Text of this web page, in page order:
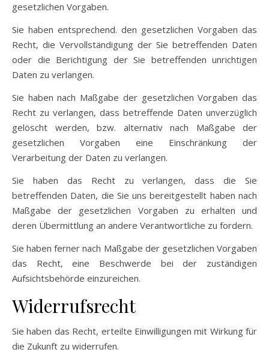
gesetzlichen Vorgaben.
Sie haben entsprechend. den gesetzlichen Vorgaben das
Recht, die Vervollständigung der Sie betreffenden Daten
oder die Berichtigung der Sie betreffenden unrichtigen
Daten zu verlangen.
Sie haben nach Maßgabe der gesetzlichen Vorgaben das
Recht zu verlangen, dass betreffende Daten unverzüglich
gelöscht werden, bzw. alternativ nach Maßgabe der
gesetzlichen Vorgaben eine Einschränkung der
Verarbeitung der Daten zu verlangen.
Sie haben das Recht zu verlangen, dass die Sie
betreffenden Daten, die Sie uns bereitgestellt haben nach
Maßgabe der gesetzlichen Vorgaben zu erhalten und
deren Übermittlung an andere Verantwortliche zu fordern.
Sie haben ferner nach Maßgabe der gesetzlichen Vorgaben
das Recht, eine Beschwerde bei der zuständigen
Aufsichtsbehörde einzureichen.
Widerrufsrecht
Sie haben das Recht, erteilte Einwilligungen mit Wirkung für
die Zukunft zu widerrufen.